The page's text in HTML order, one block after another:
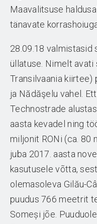
Maavalitsuse
tänavate
28.09.18 valmistasid
üllatuse. Nimelt avati
Transilvaania kiirtee)
ja Nădăşelu vahel.
Technostrade
aasta kevadel ning
miljonit RONi (ca. 80
juba 2017. aasta
kasutusele võtta,
olemasoleva Gilău-
puudus 766 meetrit
Someși jõe.